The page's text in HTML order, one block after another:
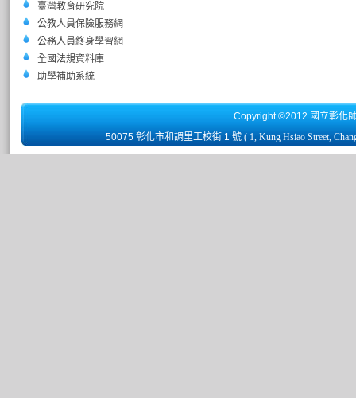
臺灣教育研究院
公教人員保險服務網
公務人員終身學習網
全國法規資料庫
助學補助系統
Copyright ©2012 國立彰化
50075 彰化市和調里工校街 1 號 ( 1, Kung Hsiao Street,